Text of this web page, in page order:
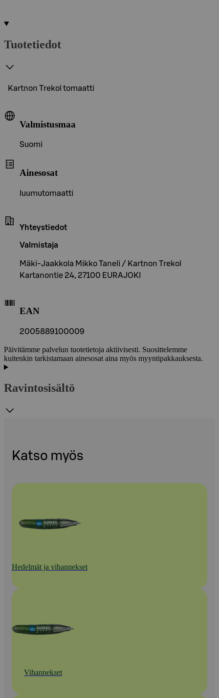
Tuotetiedot
Kartnon Trekol tomaatti
Valmistusmaa
Suomi
Ainesosat
luumutomaatti
Yhteystiedot
Valmistaja
Mäki-Jaakkola Mikko Taneli / Kartnon Trekol
Kartanontie 24, 27100 EURAJOKI
EAN
2005889100009
Päivitämme palvelun tuotetietoja aktiivisesti. Suosittelemme
kuitenkin tarkistamaan ainesosat aina myös myyntipakkauksesta.
Ravintosisältö
Katso myös
Hedelmät ja vihannekset
Vihannekset